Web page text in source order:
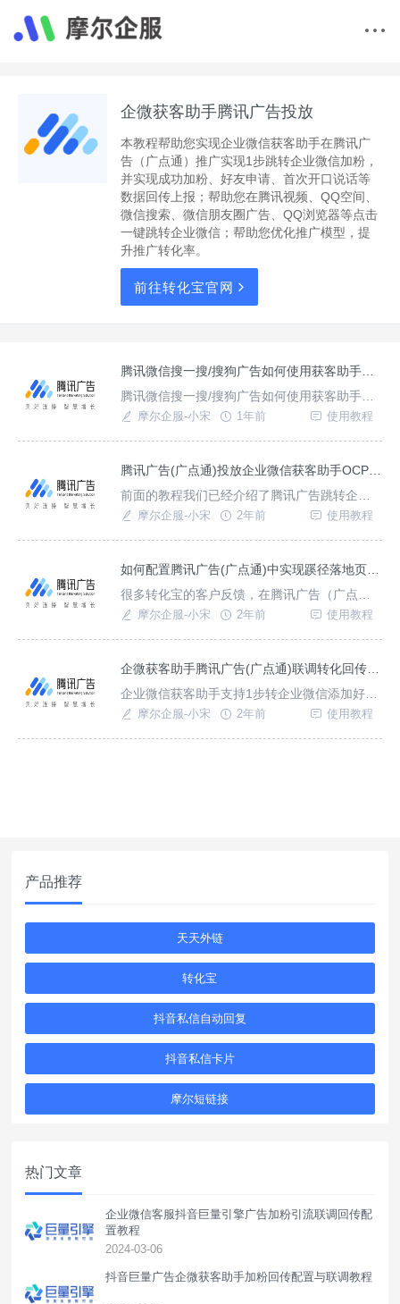
企微获客助手腾讯广告投放
本教程帮助您实现企业微信获客助手在腾讯广
告（广点通）推广实现1步跳转企业微信加粉，
并实现成功加粉、好友申请、首次开口说话等
数据回传上报；帮助您在腾讯视频、QQ空间、
微信搜索、微信朋友圈广告、QQ浏览器等点击
一键跳转企业微信；帮助您优化推广模型，提
升推广转化率。
前往转化宝官网
腾讯微信搜一搜/搜狗广告如何使用获客助手加
粉并实现成功加粉/首次/多次开口回传
摩尔企服-小宋 1年前 使用教程
前面的教程我们已经介绍了腾讯广告跳转企业
微信获客助手联调配置教程以及搭建广告落地
圈小程序等广告、QQ浏览器腾讯视频等点击链
广转化率，最终大幅降低推广成本。{转化宝}腾
讯广告
摩尔企服-小宋 2年前 使用教程
很多转化宝的客户反馈，在腾讯广告（广点
通）投放企业微信获客助手实现1步加粉的过程
方式。{转化宝}一、直接投放转化宝落地页跳转
放在转化宝后台制作的跳转企业微信获客助手
落地页，配
摩尔企服-小宋 2年前 使用教程
企业微信获客助手支持1步转企业微信添加好
友，您使用【转化宝】在腾讯投放广告时；可
摩尔企服-小宋 2年前 使用教程
产品推荐
天天外链
转化宝
抖音私信自动回复
抖音私信卡片
摩尔短链接
热门文章
企业微信客服抖音巨量引擎广告加粉引流联调回传配
置教程
2024-03-06
抖音巨量广告企微获客助手加粉回传配置与联调教程